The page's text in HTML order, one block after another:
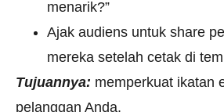
menarik?”
Ajak audiens untuk share
mereka setelah cetak di
Tujuannya: memperkuat ikatan
pelanggan Anda.